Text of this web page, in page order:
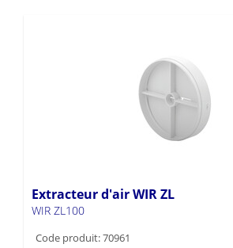
Extracteur d'air WIR ZL
WIR ZL100
Code produit: 70961